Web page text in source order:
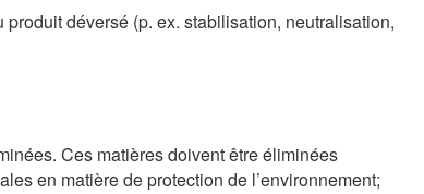
déversé (p. ex. stabilisation, neutralisation,
Ces matières doivent être éliminées
en matière de protection de l’environnement;